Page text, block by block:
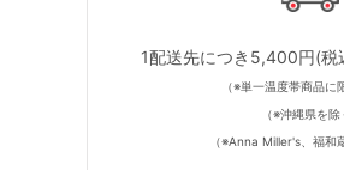
1配送先につき5,400円(税
（※単一温度帯商品に
（※沖縄県を除
（※Anna Miller's、福和